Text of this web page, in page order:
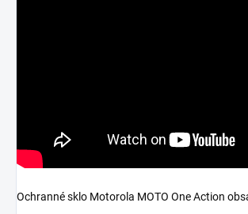
Ochranné sklo Motorola MOTO One Action